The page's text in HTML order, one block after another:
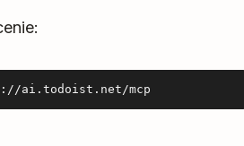
ai.todoist.net/mcp